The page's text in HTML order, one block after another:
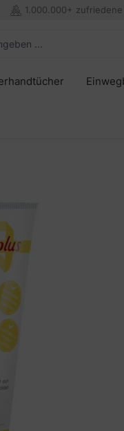
1.000.000+ zufriedene